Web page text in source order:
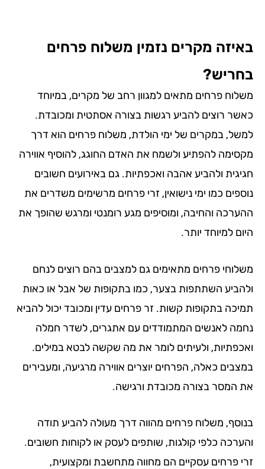
מקרים נזמין משלוח פרחים
פרחים מתאים למגוון רחב של מקרים, במיוחד
רוצים להביע רגשות בצורה אסתטית ומכובדת.
במקרים של ימי הולדת, משלוח פרחים הוא דרך
להפתיע ולשמח את האדם החוגג, להוסיף אווירה
ולהביע אהבה ואכפתיות. גם באירועים חשובים
כמו ימי נישואין, זרי פרחים מרשימים משדרים את
והחיבה, ומוסיפים מגע רומנטי ומרגש שהופך את
למיוחד יותר.
פרחים מתאימים גם למצבים בהם רוצים לנחם
השתתפות בצער, כמו בתקופות של אבל או כאות
בתקופות קשות. זר פרחים עדין ומכובד יכול להביא
לאנשים המתמודדים עם אתגרים, לשדר חמלה
ולעיתים לומר את מה שקשה לבטא במילים.
כאלה, הפרחים יוצרים אווירה מרגיעה, ומעבירים
המסר בצורה מכובדת ורגישה.
משלוח פרחים מהווה דרך מעולה להביע תודה
כלפי קולגות, שותפים לעסק או לקוחות חשובים.
פרחים עסקיים הם מחווה מתחשבת ומקצועית,